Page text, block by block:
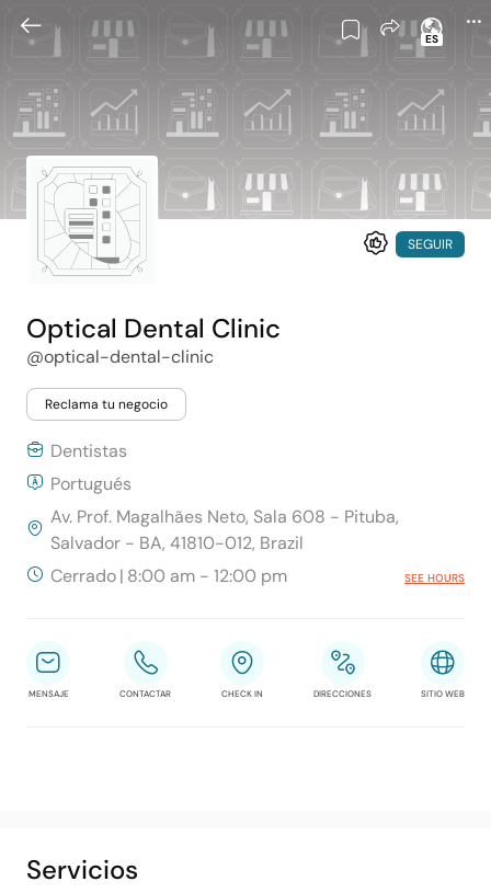
ES
SEGUIR
Optical Dental Clinic
@optical-dental-clinic
Reclama tu negocio
Dentistas
Portugués
Av. Prof. Magalhães Neto, Sala 608 - Pituba,
Salvador - BA, 41810-012, Brazil
Cerrado| 8:00 am - 12:00 pm SEE HOURS
MENSAJE CONTACTAR CHECK IN DIRECCIONES SITIO WEB
Servicios